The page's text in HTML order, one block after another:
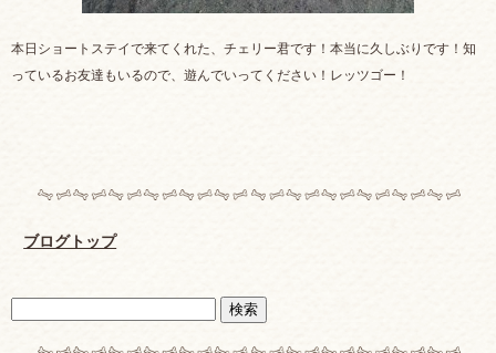
本日ショートステイで来てくれた、チェリー君です！本当に久しぶりです！知
っているお友達もいるので、遊んでいってください！レッツゴー！
ブログトップ